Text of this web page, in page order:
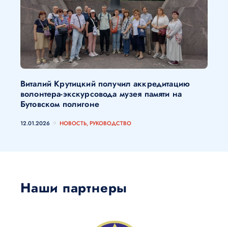
Виталий Крутицкий получил аккредитацию
волонтера-экскурсовода музея памяти на
Бутовском полигоне
12.01.2026 НОВОСТЬ, РУКОВОДСТВО
Наши партнеры